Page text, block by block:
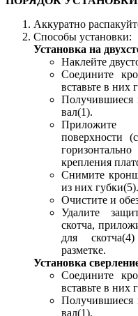
Аккуратно
Способы установки:
Установка на
Наклейте
Соедините
вставьте в них
Получившиеся
вал(1).
Приложите
поверхности
крепления
Снимите
из них губки(5).
Очистите и
Удалите
скотча,
для
разметке.
Установка
Cоедините
вставьте в них
Получившиеся
вал(1).